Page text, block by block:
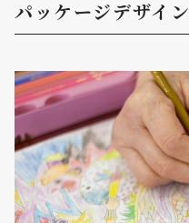
パッケージデザイン